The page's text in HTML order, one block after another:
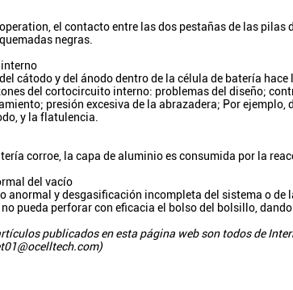
el contacto entre las dos pestañas de las
negras.
cátodo y del ánodo dentro de la célula de batería
del cortocircuito interno: problemas del diseño;
presión excesiva de la abrazadera; Por
y la flatulencia.
corroe, la capa de aluminio es consumida por la
del vacío
anormal y desgasificación incompleta del sistema o
pueda perforar con eficacia el bolso del bolsillo,
publicados en esta página web son todos de